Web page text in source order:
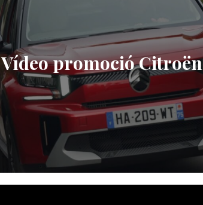
Vídeo promoció Citroën